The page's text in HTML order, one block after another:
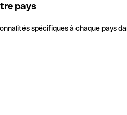
pays
spécifiques à chaque pays